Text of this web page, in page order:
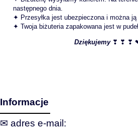
następnego dnia.
✦ Przesyłka jest ubezpieczona i można
✦ Twoja biżuteria zapakowana jest w
Dziękujemy ❣ ❣ ❣
Informacje
✉ adres e‑mail: